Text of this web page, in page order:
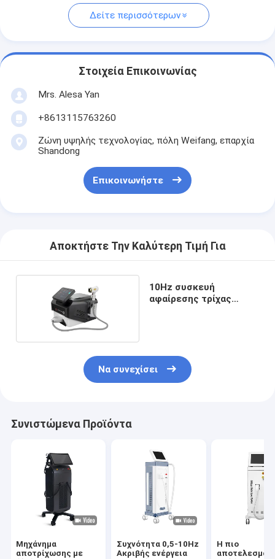
Δείτε περισσότερων
Στοιχεία Επικοινωνίας
Mrs. Alesa Yan
+8613115763260
Ζώνη υψηλής τεχνολογίας, πόλη Weifang, επαρχία
Shandong
Επικοινωνήστε
Αποκτήστε Την Καλύτερη Τιμή Για
10Hz συσκευή
αφαίρεσης τρίχας
Να συνεχίσει
Συνιστώμενα Προϊόντα
Μηχάνημα
αποτρίχωσης με
Συχνότητα 0,5-10Hz
Ακριβής ενέργεια
Η πιο